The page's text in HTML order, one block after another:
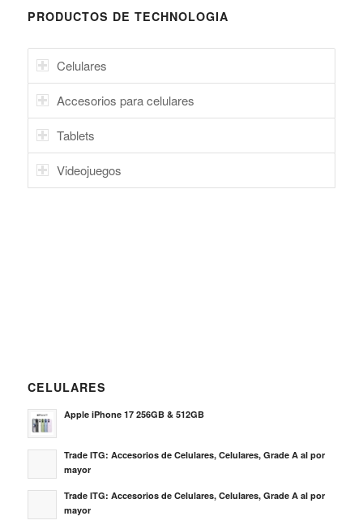
PRODUCTOS DE TECHNOLOGIA
Celulares
Accesorios para celulares
Tablets
Videojuegos
CELULARES
Apple iPhone 17 256GB & 512GB
Trade ITG: Accesorios de Celulares, Celulares, Grade A al por
mayor
Trade ITG: Accesorios de Celulares, Celulares, Grade A al por
mayor